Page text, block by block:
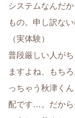
システムなんだ
もの。申し訳な
（実体験）
普段厳しい人が
ますよね、もち
っちゃう秋津く
配です…。だから